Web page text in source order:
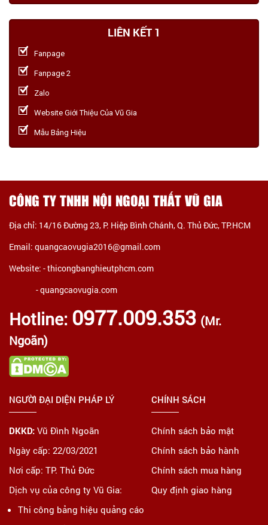
LIÊN KẾT 1
Fanpage
Fanpage 2
Zalo
Website Giới Thiệu Của Vũ Gia
Mẫu Bảng Hiệu
CÔNG TY TNHH NỘI NGOẠI THẤT VŨ GIA
Địa chỉ: 14/16 Đường 23, P. Hiệp Bình Chánh, Q. Thủ Đức, TP.HCM
Email: quangcaovugia2016@gmail.com
Website: -thicongbanghieutphcm.com
- quangcaovugia.com
Hotline: 0977.009.353 (Mr.
Ngoãn)
NGƯỜI ĐẠI DIỆN PHÁP LÝ
DKKD: Vũ Đình Ngoãn
Ngày cấp: 22/03/2021
Nơi cấp: TP. Thủ Đức
Dịch vụ của công ty Vũ Gia:
Thi công bảng hiệu quảng cáo
CHÍNH SÁCH
Chính sách bảo mật
Chính sách bảo hành
Chính sách mua hàng
Quy định giao hàng